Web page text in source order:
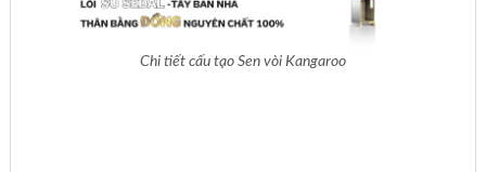
Chi tiết cấu tạo Sen vòi Kangaroo